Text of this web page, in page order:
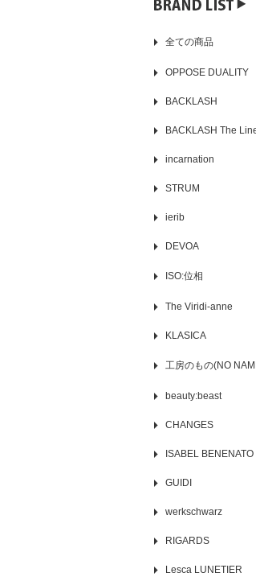
▶️
全ての商品
OPPOSE DUALITY
BACKLASH
BACKLASH The
incarnation
STRUM
ierib
DEVOA
ISO:位相
The Viridi-anne
KLASICA
工房のもの(NO
beauty:beast
CHANGES
ISABEL BENENATO
GUIDI
werkschwarz
RIGARDS
Lesca LUNETIER